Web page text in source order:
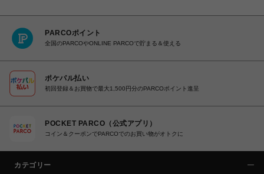
PARCOポイント
全国のPARCOやONLINE PARCOで貯まる＆使える
ポケパル払い
初回登録＆お買物で最大1,500円分のPARCOポイント進呈
POCKET PARCO（公式アプリ）
コイン＆クーポンでPARCOでのお買い物がオトクに
カテゴリー